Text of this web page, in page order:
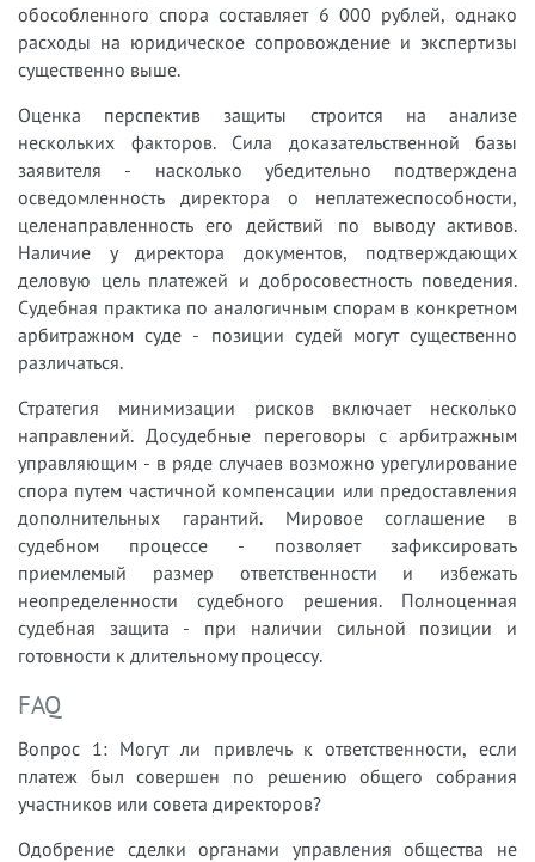
обособленного спора составляет 6 000 рублей, однако
расходы на юридическое сопровождение и экспертизы
существенно выше.
Оценка перспектив защиты строится на анализе
нескольких факторов. Сила доказательственной базы
заявителя - насколько убедительно подтверждена
осведомленность директора о неплатежеспособности,
целенаправленность его действий по выводу активов.
Наличие у директора документов, подтверждающих
деловую цель платежей и добросовестность поведения.
Судебная практика по аналогичным спорам в конкретном
арбитражном суде - позиции судей могут существенно
различаться.
Стратегия минимизации рисков включает несколько
направлений. Досудебные переговоры с арбитражным
управляющим - в ряде случаев возможно урегулирование
спора путем частичной компенсации или предоставления
дополнительных гарантий. Мировое соглашение в
судебном процессе - позволяет зафиксировать
приемлемый размер ответственности и избежать
неопределенности судебного решения. Полноценная
судебная защита - при наличии сильной позиции и
готовности к длительному процессу.
FAQ
Вопрос 1: Могут ли привлечь к ответственности, если
платеж был совершен по решению общего собрания
участников или совета директоров?
Одобрение сделки органами управления общества не